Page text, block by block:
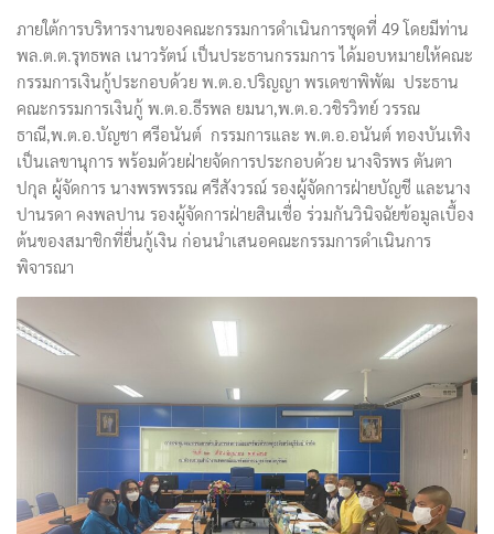
ภายใต้การบริหารงานของคณะกรรมการดำเนินการชุดที่ 49 โดยมีท่าน
พล.ต.ต.รุทธพล เนาวรัตน์ เป็นประธานกรรมการ ได้มอบหมายให้คณะ
กรรมการเงินกู้ประกอบด้วย พ.ต.อ.ปริญญา พรเดชาพิพัฒ ประธาน
คณะกรรมการเงินกู้ พ.ต.อ.ธีรพล ยมนา,พ.ต.อ.วชิรวิทย์ วรรณ
ธาณี,พ.ต.อ.บัญชา ศรีอนันต์ กรรมการและ พ.ต.อ.อนันต์ ทองบันเทิง
เป็นเลขานุการ พร้อมด้วยฝ่ายจัดการประกอบด้วย นางจิรพร ตันตา
ปกุล ผู้จัดการ นางพรพรรณ ศรีสังวรณ์ รองผู้จัดการฝ่ายบัญชี และนาง
ปานรดา คงพลปาน รองผู้จัดการฝ่ายสินเชื่อ ร่วมกันวินิจฉัยข้อมูลเบื้อง
ต้นของสมาชิกที่ยื่นกู้เงิน ก่อนนำเสนอคณะกรรมการดำเนินการ
พิจารณา